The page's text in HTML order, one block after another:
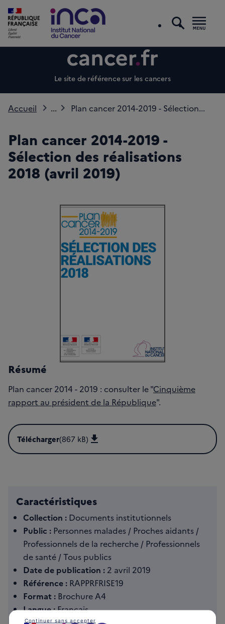
Le site de référence sur les cancers
Accueil ... Plan cancer 2014-2019 - Sélection...
Plan cancer 2014-2019 -
Sélection des réalisations
2018 (avril 2019)
Résumé
Plan cancer 2014 - 2019 : consulter le "Cinquième
rapport au président de la République".
Télécharger(867 kB)
Télécharger Plan cancer 2014-2019 Sélection des
Caractéristiques
Collection : Documents institutionnels
Public : Personnes malades / Proches aidants /
Professionnels de la recherche / Professionnels
de santé / Tous publics
Date de publication : 2 avril 2019
Référence : RAPPRFRISE19
Format : Brochure A4
Langue :Français
Continuer sans accepter